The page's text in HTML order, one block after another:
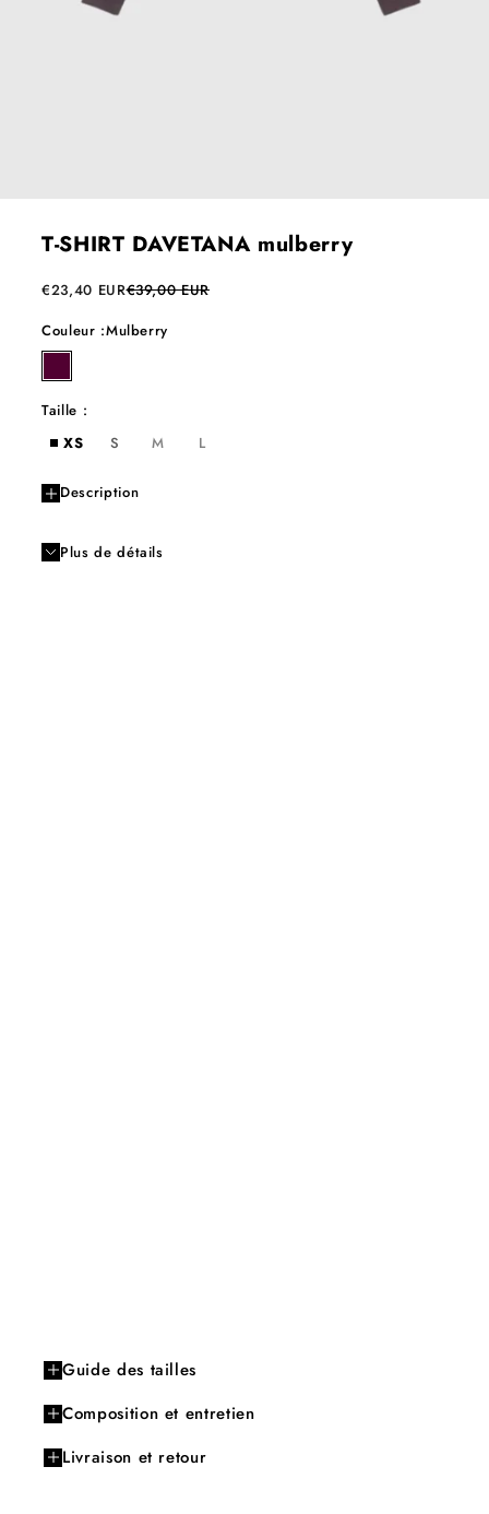
T-SHIRT DAVETANA mulberry
Prix de vente
€23,40 EURPrix normal
€39,00 EUR
Couleur :Mulberry
mulberry
Taille :
XS
S M L
Description
Plus de détails
Guide des tailles
Composition et entretien
Livraison et retour